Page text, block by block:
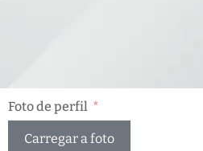
Foto de perfil
Carregar a foto